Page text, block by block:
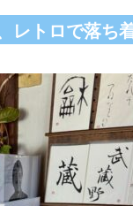
レトロで落ち